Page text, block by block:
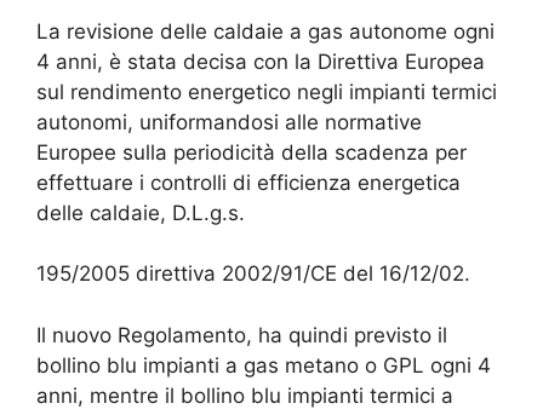
La revisione delle caldaie a gas autonome ogni
4 anni, è stata decisa con la Direttiva Europea
sul rendimento energetico negli impianti termici
autonomi, uniformandosi alle normative
Europee sulla periodicità della scadenza per
effettuare i controlli di efficienza energetica
delle caldaie, D.L.g.s.
195/2005 direttiva 2002/91/CE del 16/12/02.
Il nuovo Regolamento, ha quindi previsto il
bollino blu impianti a gas metano o GPL ogni 4
anni, mentre il bollino blu impianti termici a